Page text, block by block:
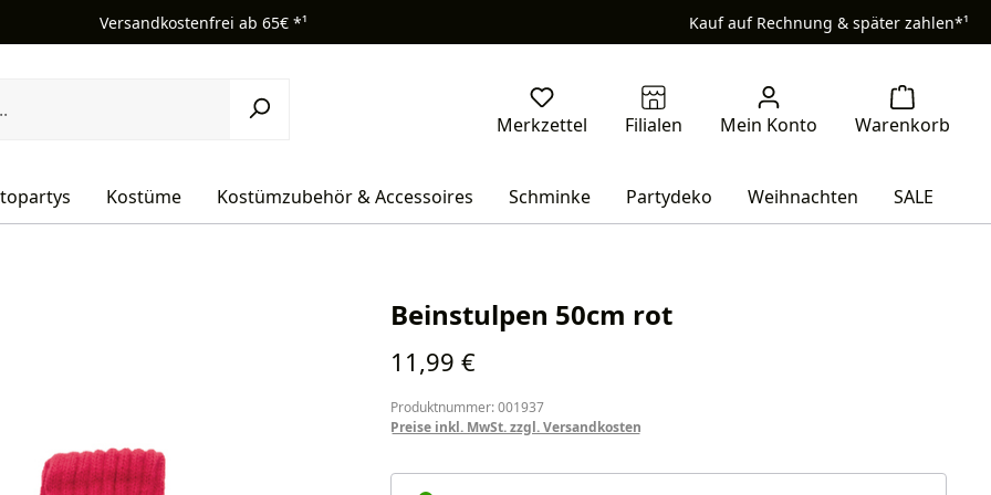
Versandkostenfrei ab 65€ *¹ Kauf auf Rechnung & später zahlen*¹
Kostüme Kostümzubehör & Accessoires Schminke Partydeko Weihnachten SALE
Beinstulpen 50cm rot
Regulärer Preis:
11,99 €
Produktnummer: 001937
Preise inkl. MwSt. zzgl. Versandkosten